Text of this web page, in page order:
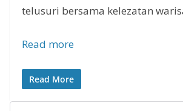
telusuri bersama kelezatan
Read more
Read More